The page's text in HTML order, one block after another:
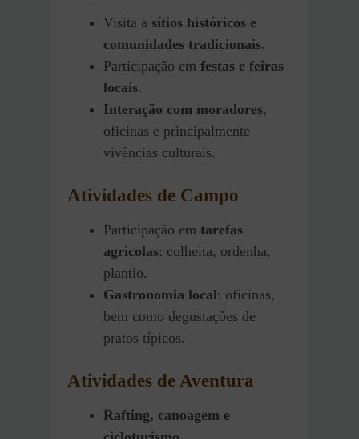
Visita a sítios históricos e
comunidades tradicionais.
Participação em festas e feiras
locais.
Interação com moradores,
oficinas e principalmente
vivências culturais.
Atividades de Campo
Participação em tarefas
agrícolas: colheita, ordenha,
plantio.
Gastronomia local: oficinas,
bem como degustações de
pratos típicos.
Atividades de Aventura
Rafting, canoagem e